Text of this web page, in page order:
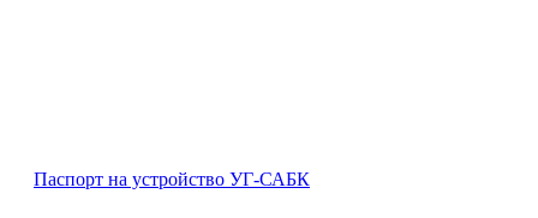
Паспорт на устройство УГ-САБК